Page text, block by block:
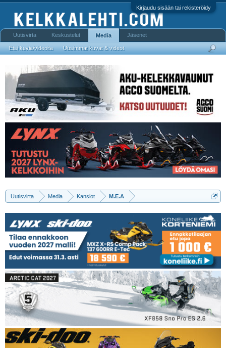
Kirjaudu sisään tai rekisteröidy
Uutisvirta Media Kansiot M.E.A
Uutisvirta Keskustelut Media
Etsi kuvia/videoita Uusimmat kuvat & videot
Jäsenet